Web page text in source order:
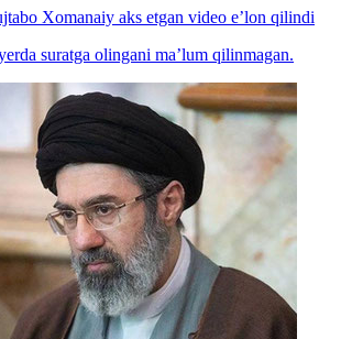
Xomanaiy aks etgan video e’lon qilindi
suratga olingani ma’lum qilinmagan.